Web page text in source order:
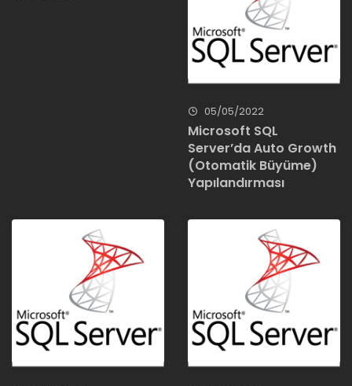
05/05/2022
Microsoft SQL
Server’da Auto Growth
(Otomatik Büyüme)
Yapılandırması